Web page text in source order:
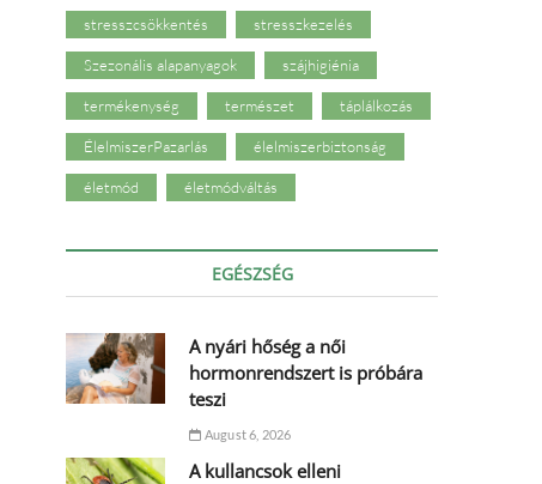
stresszcsökkentés stresszkezelés
Szezonális alapanyagok szájhigiénia
termékenység természet táplálkozás
ÉlelmiszerPazarlás élelmiszerbiztonság
életmód életmódváltás
EGÉSZSÉG
A nyári hőség a női
hormonrendszert is próbára
teszi
August 6, 2026
A kullancsok elleni